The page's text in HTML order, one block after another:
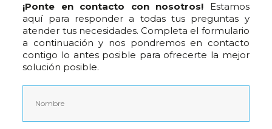
¡Ponte en contacto con nosotros! Estamos
aquí para responder a todas tus preguntas y
atender tus necesidades. Completa el formulario
a continuación y nos pondremos en contacto
contigo lo antes posible para ofrecerte la mejor
solución posible.